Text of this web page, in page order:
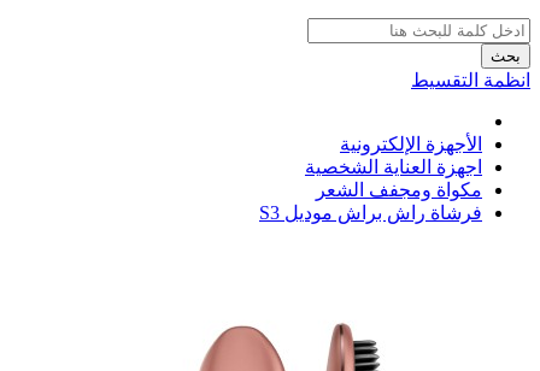
بحث
انظمة التقسيط
الأجهزة الإلكترونية
اجهزة العناية الشخصية
مكواة ومجفف الشعر
فرشاة راش براش موديل S3